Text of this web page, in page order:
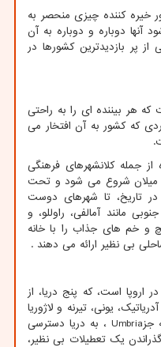
خیره کننده چیزی منحصر به
آنها دوباره و دوباره به آن
از پر بازدیدترین کشورها در
که هر بیننده ای را به راحتی
که کشور به آن افتخار می
جمله کلانشهرهای فرهنگی
و میلان شروع می شود و تحت
تاریخ، تا شهرهای دوست
مانند آمالفی، راوللو، و
و خم های جذاب را با خانه
بی نظیر ارائه می دهند .
اروپا است، که پنج دریا، از
یونی، تیرنه و لاژوریا
Umbria ، به دریا دسترسی
یک تعطیلات بی نظیر،